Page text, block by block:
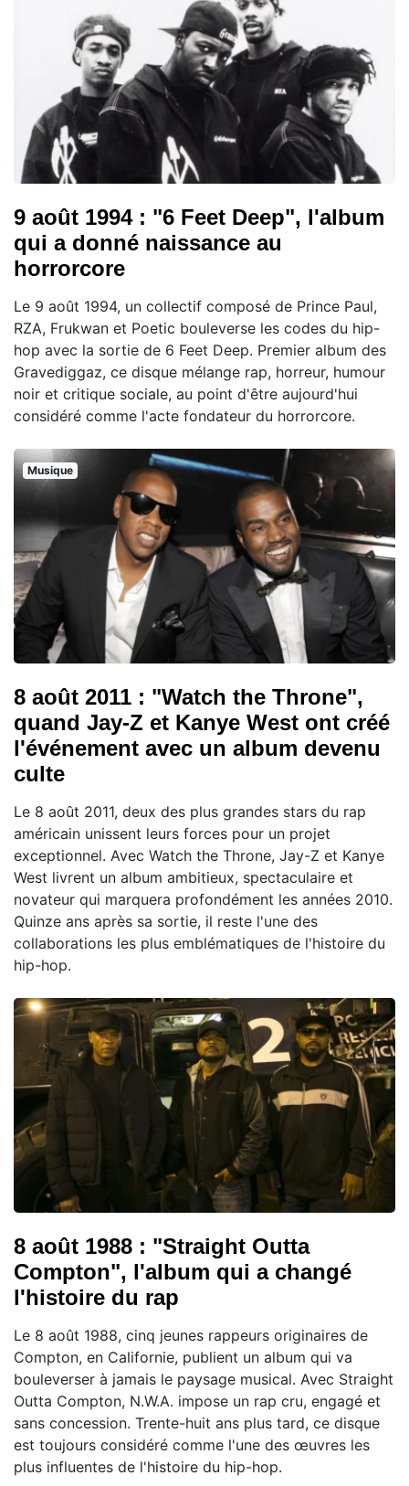
9 août 1994 : "6 Feet Deep", l'album
qui a donné naissance au
horrorcore
Le 9 août 1994, un collectif composé de Prince Paul,
RZA, Frukwan et Poetic bouleverse les codes du hip-
hop avec la sortie de 6 Feet Deep. Premier album des
Gravediggaz, ce disque mélange rap, horreur, humour
noir et critique sociale, au point d'être aujourd'hui
considéré comme l'acte fondateur du horrorcore.
Musique
8 août 2011 : "Watch the Throne",
quand Jay-Z et Kanye West ont créé
l'événement avec un album devenu
culte
Le 8 août 2011, deux des plus grandes stars du rap
américain unissent leurs forces pour un projet
exceptionnel. Avec Watch the Throne, Jay-Z et Kanye
West livrent un album ambitieux, spectaculaire et
novateur qui marquera profondément les années 2010.
Quinze ans après sa sortie, il reste l'une des
collaborations les plus emblématiques de l'histoire du
hip-hop.
8 août 1988 : "Straight Outta
Compton", l'album qui a changé
l'histoire du rap
Le 8 août 1988, cinq jeunes rappeurs originaires de
Compton, en Californie, publient un album qui va
bouleverser à jamais le paysage musical. Avec Straight
Outta Compton, N.W.A. impose un rap cru, engagé et
sans concession. Trente-huit ans plus tard, ce disque
est toujours considéré comme l'une des œuvres les
plus influentes de l'histoire du hip-hop.